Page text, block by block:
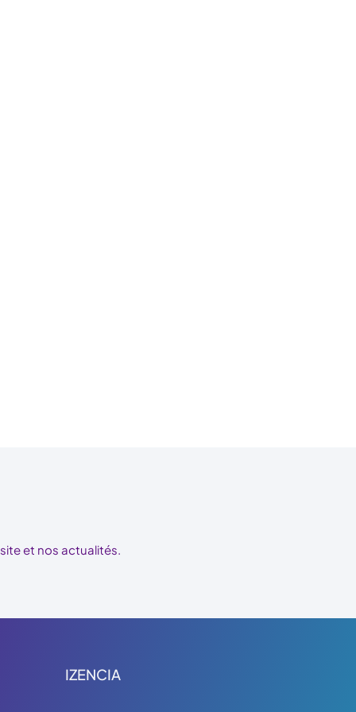
et nos actualités.
IZENCIA